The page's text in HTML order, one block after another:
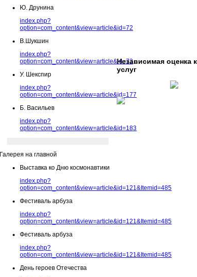
Ю. Друнина
index.php?
option=com_content&view=article&id=72
В.Шукшин
index.php?
option=com_content&view=article&id=73
У. Шекспир
index.php?
option=com_content&view=article&id=177
Б. Васильев
index.php?
option=com_content&view=article&id=183
Галерея на главной
Выставка ко Дню космонавтики
index.php?
option=com_content&view=article&id=121&Itemid=485
Фестиваль арбуза
index.php?
option=com_content&view=article&id=121&Itemid=485
Фестиваль арбуза
index.php?
option=com_content&view=article&id=121&Itemid=485
День героев Отечества
Независимая оценка
услуг